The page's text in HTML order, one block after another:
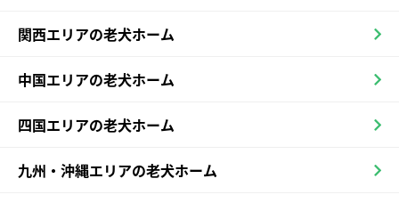
関西エリアの老犬ホーム
中国エリアの老犬ホーム
四国エリアの老犬ホーム
九州・沖縄エリアの老犬ホーム